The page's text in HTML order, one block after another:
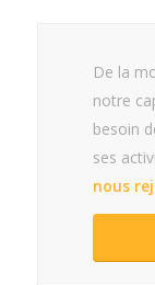
De la
notre
besoin
ses
nous